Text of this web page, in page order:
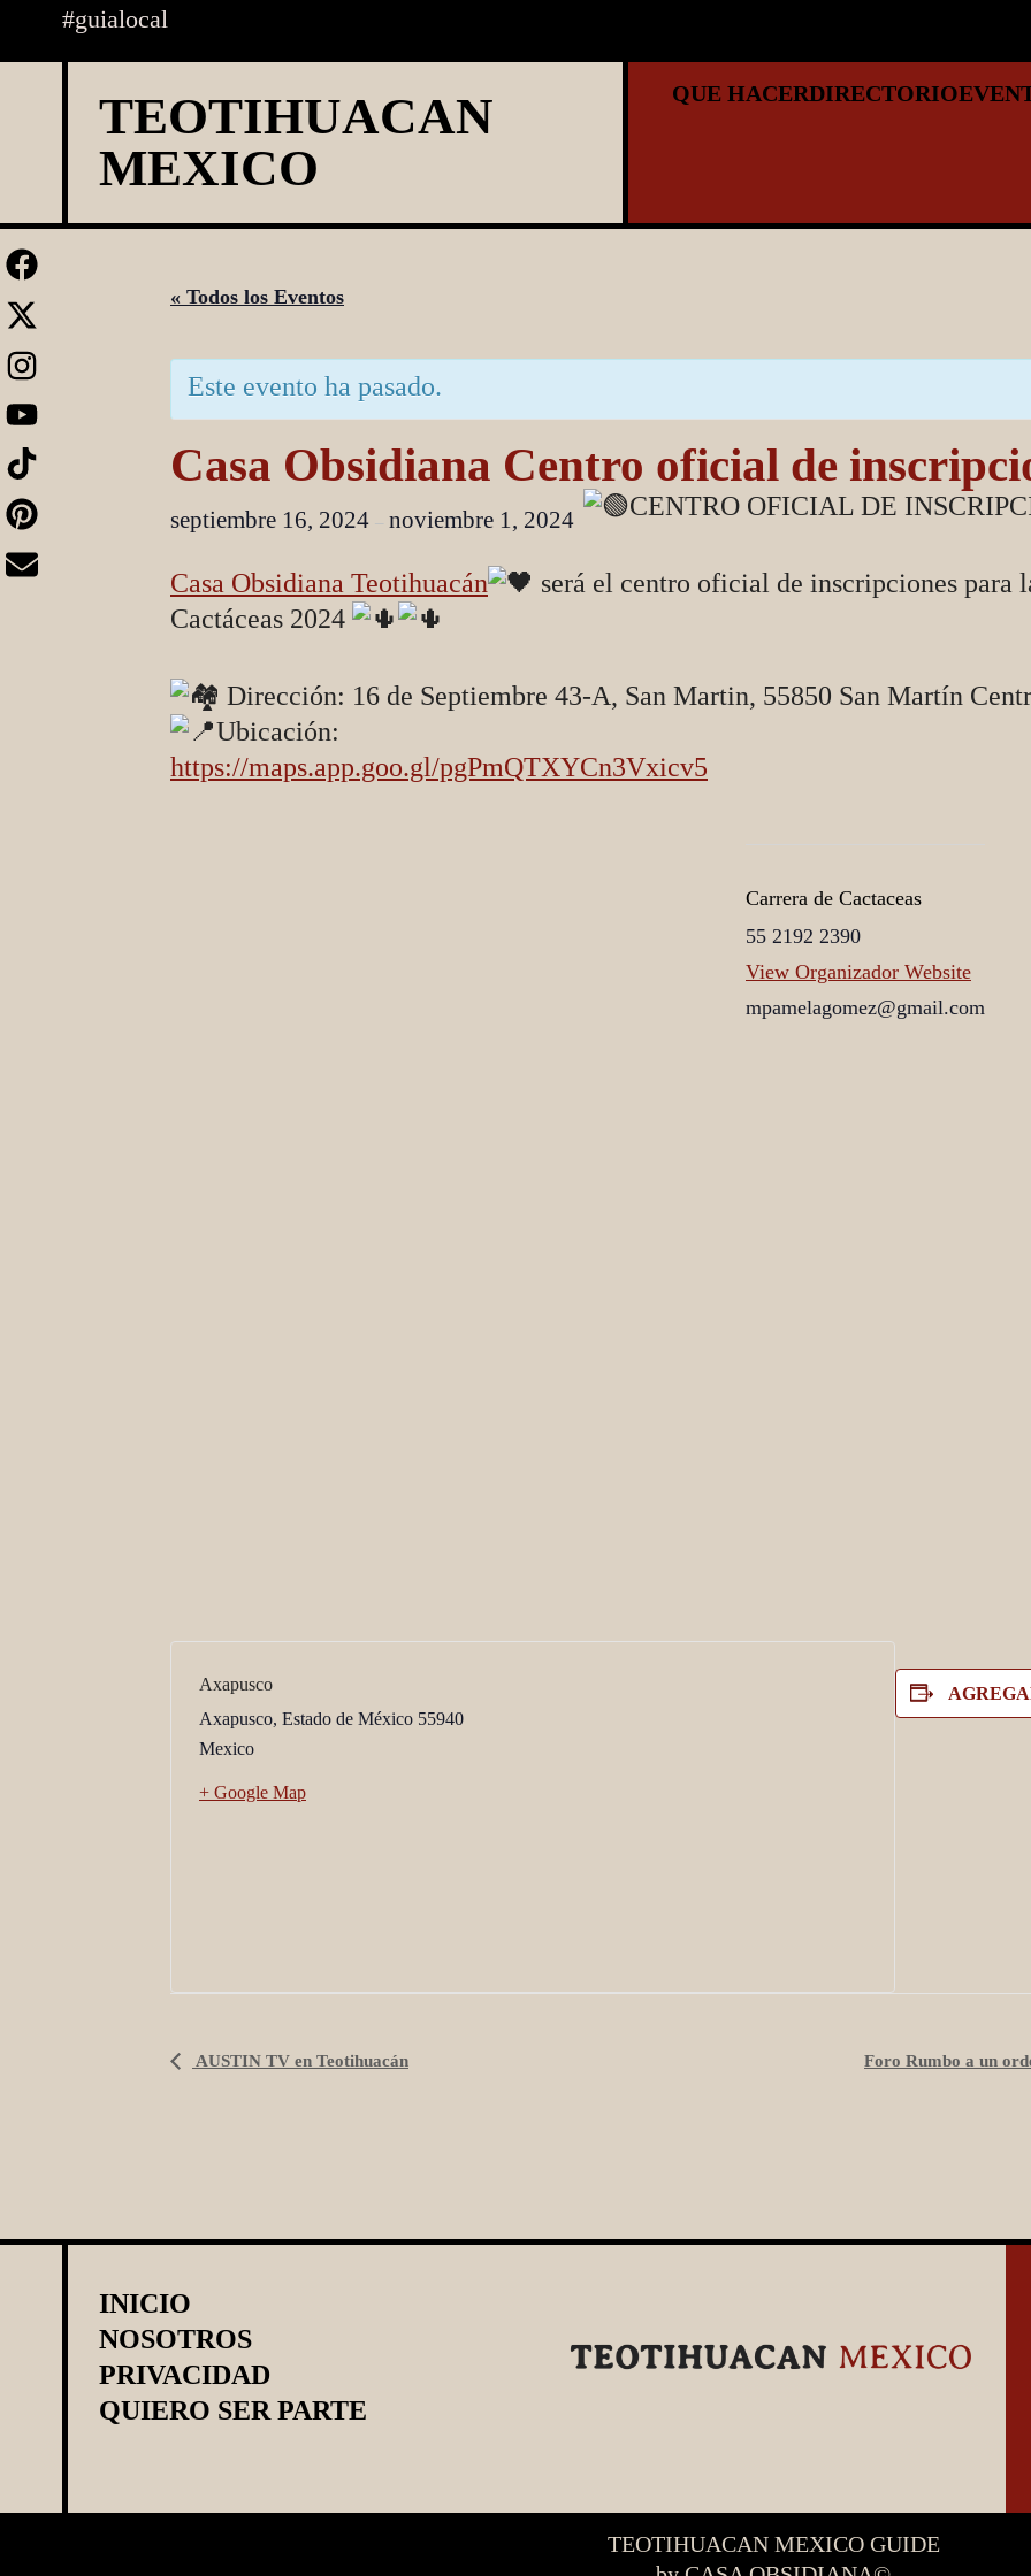
#guialocal
TEOTIHUACAN
MEXICO
QUE HACERDIRECTORIO
« Todos los Eventos
Este evento ha pasado.
Casa Obsidiana Centro oficial de
septiembre 16, 2024 – noviembre 1, 2024 CENTRO OFICIAL DE
Casa Obsidiana Teotihuacán será el centro oficial de inscripciones para
Cactáceas 2024
Dirección: 16 de Septiembre 43-A, San Martin, 55850 San Martín
Ubicación:
https://maps.app.goo.gl/pgPmQTXYCn3Vxicv5
Carrera de Cactaceas
55 2192 2390
View Organizador Website
mpamelagomez@gmail.com
Axapusco
Axapusco, Estado de México 55940
Mexico
+ Google Map
Evento
AUSTIN TV en Teotihuacán
Foro Rumbo a un
INICIO
NOSOTROS
PRIVACIDAD
QUIERO SER PARTE
TEOTIHUACAN MEXICO GUIDE